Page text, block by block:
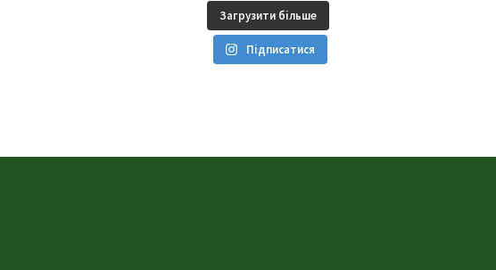
Загрузити більше
Підписатися